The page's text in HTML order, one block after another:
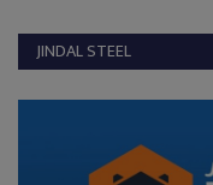
JINDAL STEEL